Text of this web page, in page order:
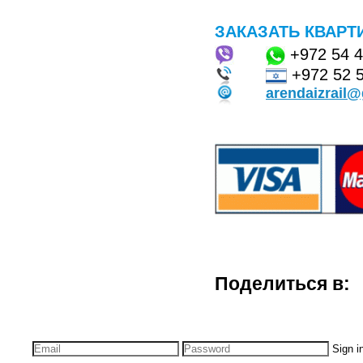
ЗАКАЗАТЬ
+972 54
+972 52
Поделиться в:
Sign